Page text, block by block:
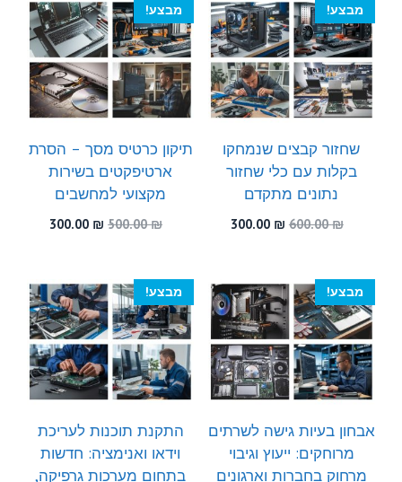
מבצע!
שחזור קבצים שנמחקו
בקלות עם כלי שחזור
נתונים מתקדם
600.00₪
המחיר
600.00 ₪.
300.00 ₪
300.00 ₪.
מבצע!
תיקון כרטיס מסך – הסרת
ארטיפקטים בשירות
מקצועי למחשבים
500.00₪
המחיר
500.00 ₪.
300.00 ₪
המחיר
300.00 ₪.
מבצע!
אבחון בעיות גישה לשרתים
מרוחקים: ייעוץ וגיבוי
מרחוק בחברות וארגונים
מבצע!
התקנת תוכנות לעריכת
וידאו ואנימציה: חדשות
בתחום מערכות גרפיקה,